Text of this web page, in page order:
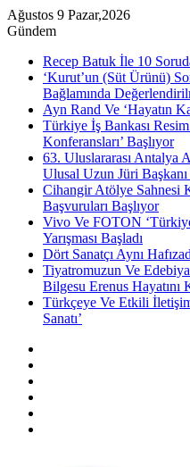
Ağustos 9 Pazar,2026
Gündem
Recep Batuk İle 10
‘Kurut’un (Süt Ürünü)
Bağlamında
Ayn Rand Ve ‘Hayatın
Türkiye İş Bankası
Konferansları’ Başlıyor
63. Uluslararası Antalya
Ulusal Uzun Jüri
Cihangir Atölye Sahnesi
Başvuruları Başlıyor
Vivo Ve FOTON
Yarışması Başladı
Dört Sanatçı Aynı
Tiyatromuzun Ve
Bilgesu Erenus Hayatını
Türkçeye Ve Etkili
Sanatı’